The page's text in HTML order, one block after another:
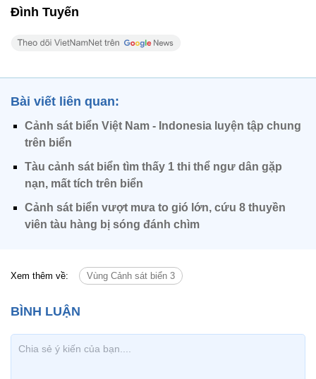
Đình Tuyến
Bài viết liên quan:
Cảnh sát biển Việt Nam - Indonesia luyện tập chung
trên biển
Tàu cảnh sát biển tìm thấy 1 thi thể ngư dân gặp
nạn, mất tích trên biển
Cảnh sát biển vượt mưa to gió lớn, cứu 8 thuyền
viên tàu hàng bị sóng đánh chìm
Xem thêm về: Vùng Cảnh sát biển 3